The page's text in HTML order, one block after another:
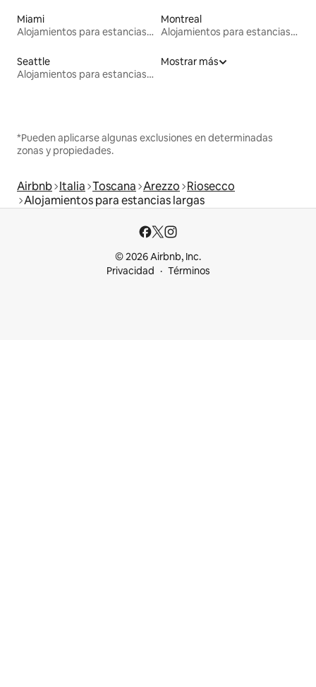
Miami
Alojamientos para estancias largas
Montreal
Alojamientos para estancias largas
Seattle
Alojamientos para estancias largas
Mostrar más
*Pueden aplicarse algunas exclusiones en determinadas
zonas y propiedades.
Airbnb Italia Toscana Arezzo Riosecco
Alojamientos para estancias largas
© 2026 Airbnb, Inc.
Privacidad
Términos